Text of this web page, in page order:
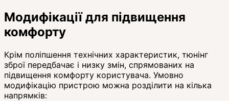
Модифікації для підвищення
комфорту
Крім поліпшення технічних характеристик, тюнінг
зброї передбачає і низку змін, спрямованих на
підвищення комфорту користувача. Умовно
модифікацію пристрою можна розділити на кілька
напрямків: